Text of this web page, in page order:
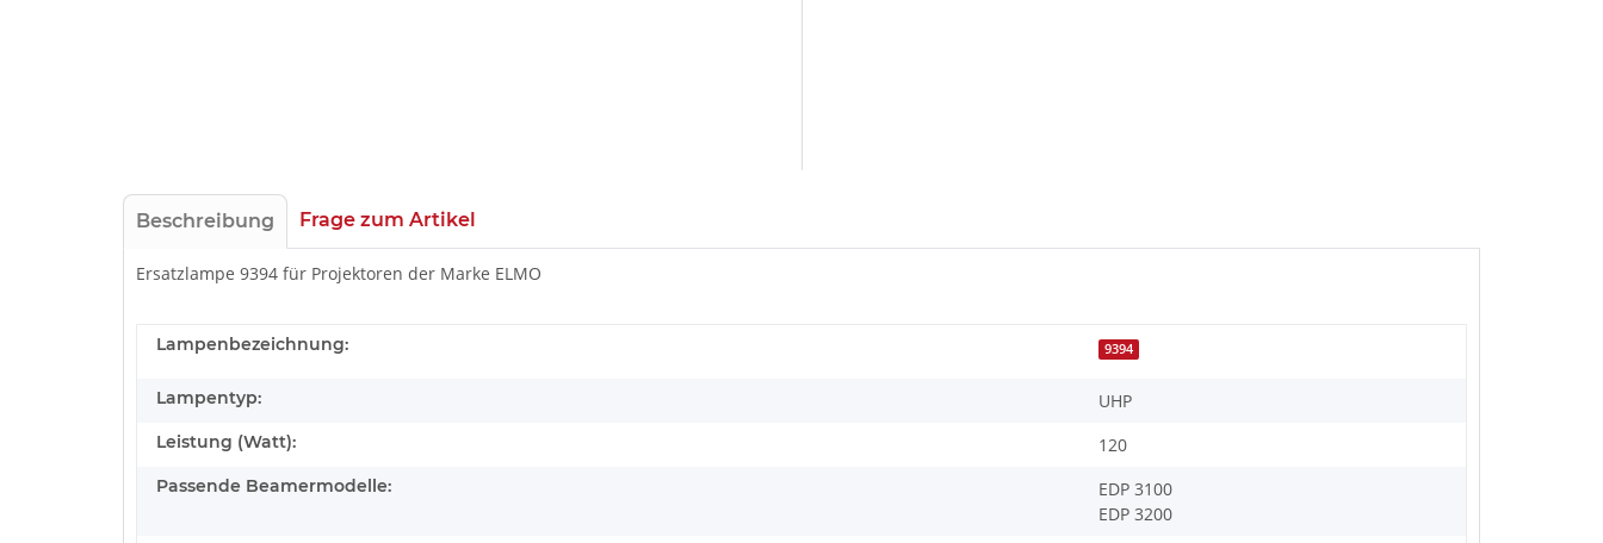
Beschreibung Frage zum Artikel
Ersatzlampe 9394 für Projektoren der Marke ELMO
Lampenbezeichnung: 9394
Lampentyp: UHP
Leistung (Watt): 120
Passende Beamermodelle:
EDP 3100
EDP 3200